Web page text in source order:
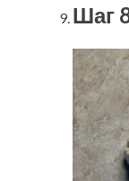
Шаг